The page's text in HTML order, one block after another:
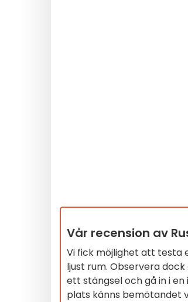
Vår recension av
Vi fick möjlighet att testa
ljust rum. Observera
ett stängsel och gå in i
plats känns bemötandet